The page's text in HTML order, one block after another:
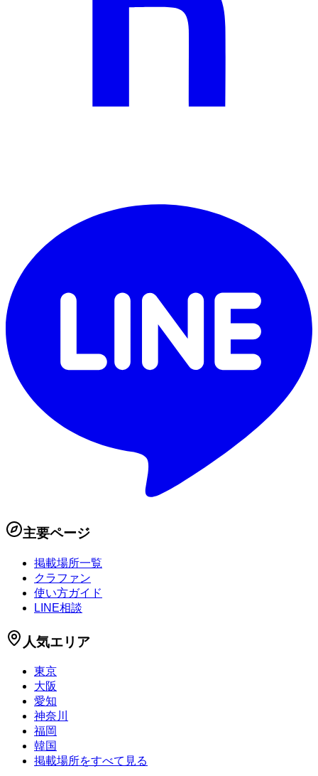
主要ページ
掲載場所一覧
クラファン
使い方ガイド
LINE相談
人気エリア
東京
大阪
愛知
神奈川
福岡
韓国
掲載場所をすべて見る